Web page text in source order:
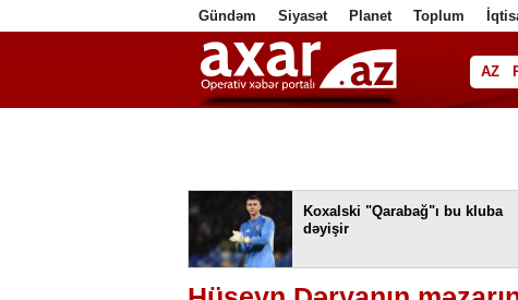
Gündəm Siyasət Planet Toplum
AZ
فا
Koxalski "Qarabağ"ı bu kluba
dəyişir